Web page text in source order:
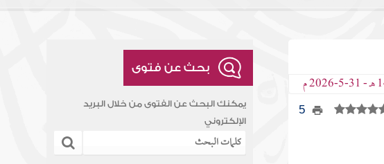
5
بحث عن فتوى
يمكنك البحث عن الفتوى من خلال البريد
الإلكتروني